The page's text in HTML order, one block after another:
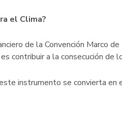
el Clima?
de la Convención Marco
contribuir a la consecución de
instrumento se convierta en